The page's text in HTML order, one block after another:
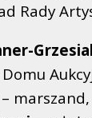
Rady
Domu
–